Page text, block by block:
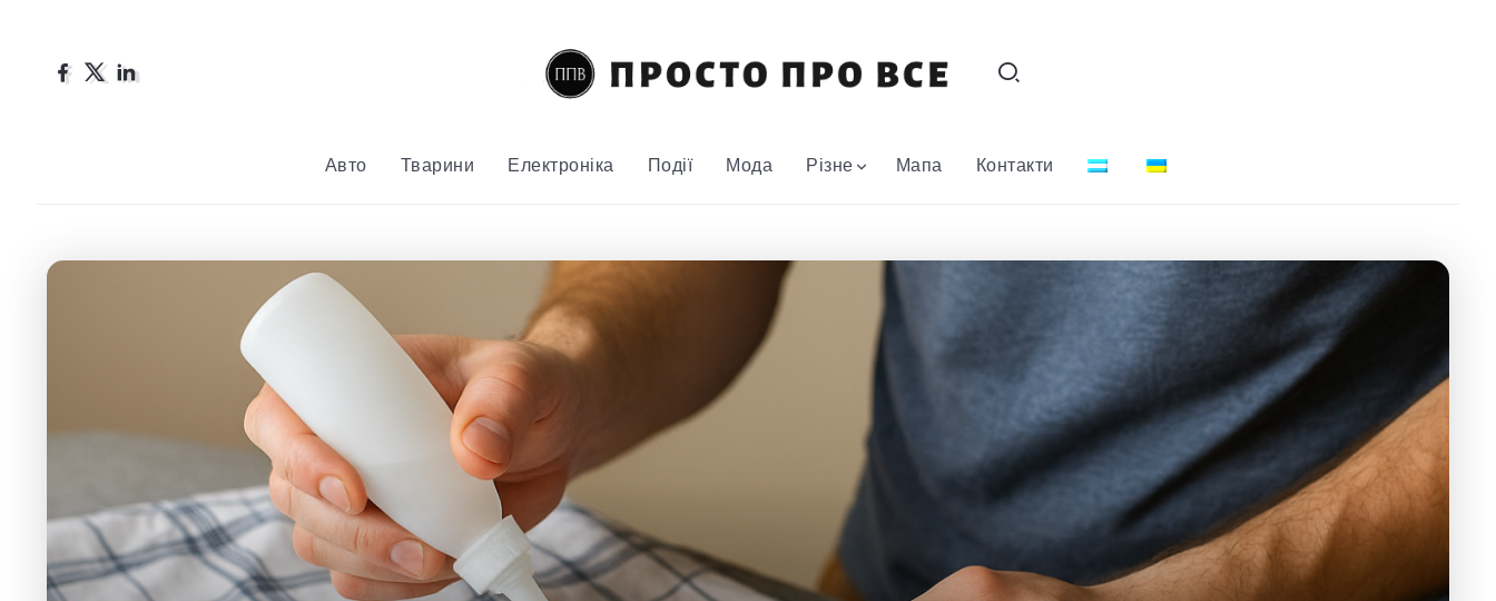
Авто Тварини Електроніка Події Мода Різне Мапа Контакти